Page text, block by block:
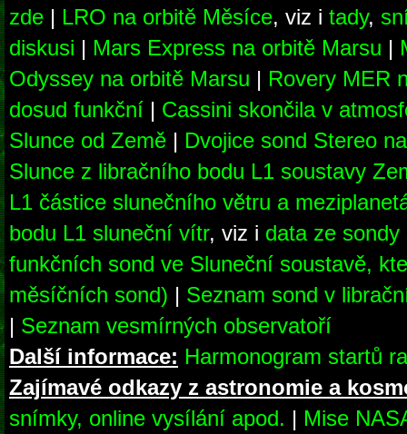
zde
LRO na orbitě Měsíce, viz i tady,
diskusi
Mars Express na orbitě Marsu
Odyssey na orbitě Marsu
Rovery MER
dosud funkční
Cassini skončila v
Slunce od Země
Dvojice sond Stereo
Slunce z libračního bodu L1 soustavy
L1 částice slunečního větru a
bodu L1 sluneční vítr, viz i data ze sondy
funkčních sond ve Sluneční soustavě,
měsíčních sond)
Seznam sond v
Seznam vesmírných observatoří
Další informace: Harmonogram startů
Zajímavé odkazy z astronomie a
snímky, online vysílání apod.
Mise